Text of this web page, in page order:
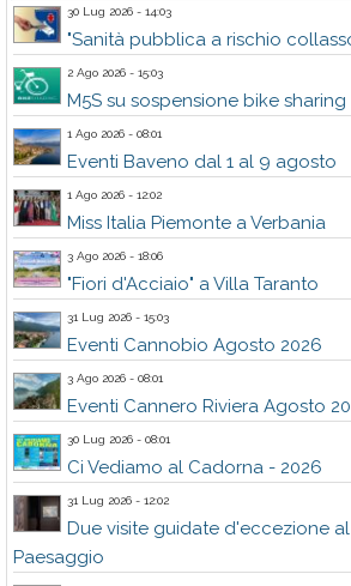
30 Lug 2026 - 14:03
"Sanità pubblica a rischio
2 Ago 2026 - 15:03
M5S su sospensione bike sharing
1 Ago 2026 - 08:01
Eventi Baveno dal 1 al 9 agosto
1 Ago 2026 - 12:02
Miss Italia Piemonte a Verbania
3 Ago 2026 - 18:06
"Fiori d'Acciaio" a Villa Taranto
31 Lug 2026 - 15:03
Eventi Cannobio Agosto 2026
3 Ago 2026 - 08:01
Eventi Cannero Riviera Agosto
30 Lug 2026 - 08:01
Ci Vediamo al Cadorna - 2026
31 Lug 2026 - 12:02
Due visite guidate d'eccezione
Paesaggio